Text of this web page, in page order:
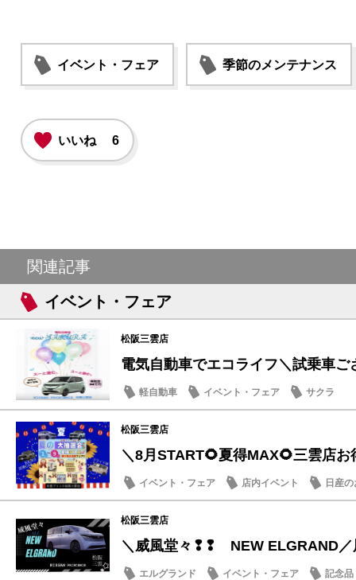
イベント・フェア 季節のメンテナンス
いいね 6
関連記事
イベント・フェア
松阪三雲店
電気自動車でエコライフ＼試乗車ご
軽自動車 イベント・フェア サクラ
松阪三雲店
＼8月START🌻夏得MAX🌻三雲店お
イベント・フェア 店内イベント 日産
松阪三雲店
＼威風堂々❢❢ NEW ELGRAND／
エルグランド イベント・フェア 記念品